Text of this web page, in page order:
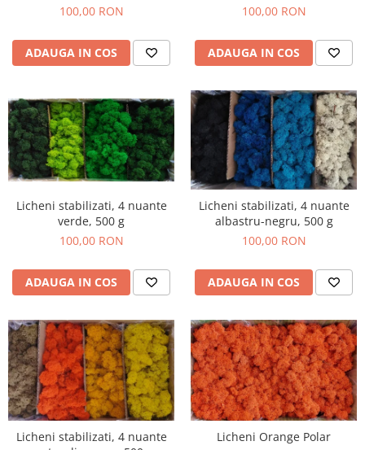
100,00 RON
ADAUGA IN COS
100,00 RON
ADAUGA IN COS
Licheni stabilizati, 4 nuante
verde, 500 g
100,00 RON
ADAUGA IN COS
Licheni stabilizati, 4 nuante
albastru-negru, 500 g
100,00 RON
ADAUGA IN COS
Licheni stabilizati, 4 nuante
Licheni Orange Polar